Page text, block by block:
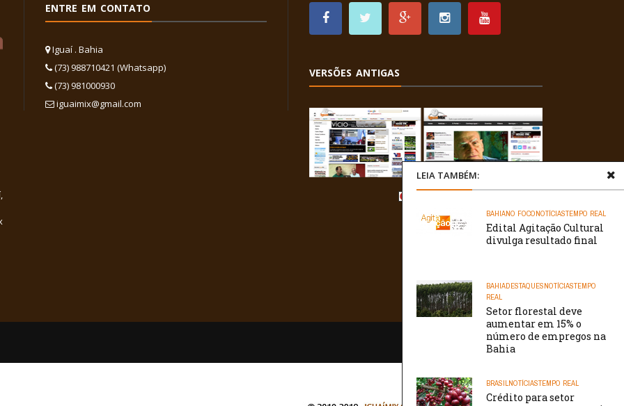
LEIA TAMBÉM:
BAHIANO FOCONOTÍCIASTEMPO REAL
Edital Agitação Cultural
divulga resultado final
BAHIADESTAQUESNOTÍCIASTEMPO
REAL
Setor florestal deve
aumentar em 15% o
número de empregos na
Bahia
BRASILNOTÍCIASTEMPO REAL
Crédito para setor
ENTRE EM CONTATO
Iguaí . Bahia
(73) 988710421 (Whatsapp)
(73) 981000930
iguaimix@gmail.com
VERSÕES ANTIGAS
/// WebtivaHOSTING